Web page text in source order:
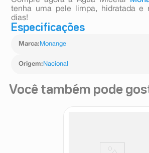
tenha uma pele limpa, hidratada e
dias!
Especificações
Marca: Monange
Origem: Nacional
Você também pode